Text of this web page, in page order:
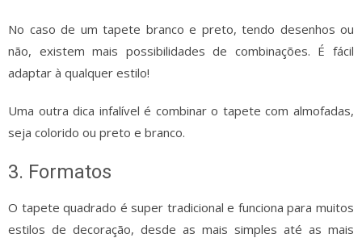
No caso de um tapete branco e preto, tendo desenhos ou
não, existem mais possibilidades de combinações. É fácil
adaptar à qualquer estilo!
Uma outra dica infalível é combinar o tapete com almofadas,
seja colorido ou preto e branco.
3. Formatos
O tapete quadrado é super tradicional e funciona para muitos
estilos de decoração, desde as mais simples até as mais